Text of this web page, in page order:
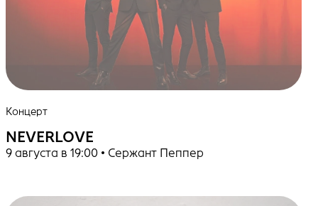
Концерт
NEVERLOVE
9 августа в 19:00 • Сержант Пеппер